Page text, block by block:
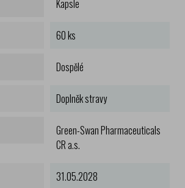
Kapsle
60 ks
Dospělé
Doplněk stravy
Green-Swan Pharmaceuticals
CR a.s.
31.05.2028